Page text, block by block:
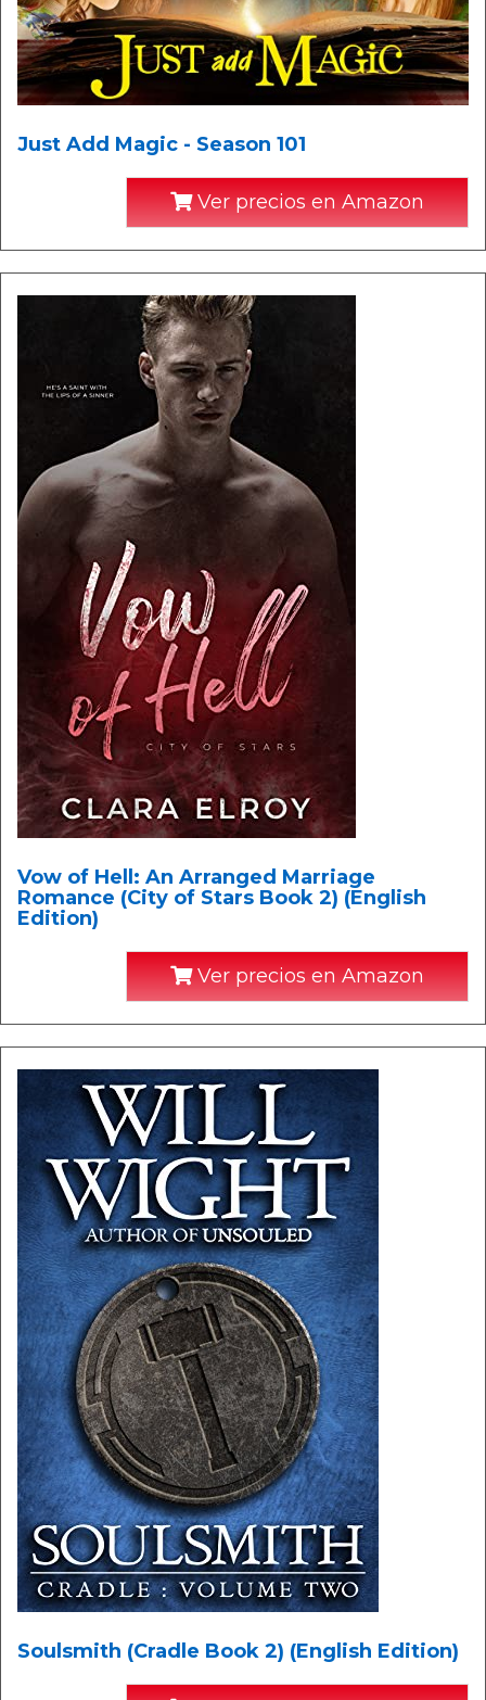
Just Add Magic - Season 101
Ver precios en Amazon
Vow of Hell: An Arranged Marriage
Romance (City of Stars Book 2) (English
Edition)
Ver precios en Amazon
Soulsmith (Cradle Book 2) (English Edition)